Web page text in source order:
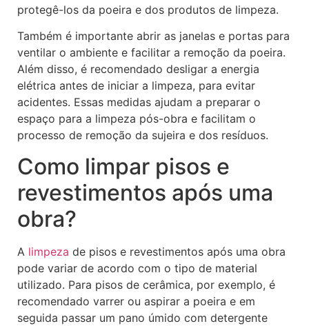
protegê-los da poeira e dos produtos de limpeza.
Também é importante abrir as janelas e portas para
ventilar o ambiente e facilitar a remoção da poeira.
Além disso, é recomendado desligar a energia
elétrica antes de iniciar a limpeza, para evitar
acidentes. Essas medidas ajudam a preparar o
espaço para a limpeza pós-obra e facilitam o
processo de remoção da sujeira e dos resíduos.
Como limpar pisos e
revestimentos após uma
obra?
A limpeza de pisos e revestimentos após uma obra
pode variar de acordo com o tipo de material
utilizado. Para pisos de cerâmica, por exemplo, é
recomendado varrer ou aspirar a poeira e em
seguida passar um pano úmido com detergente